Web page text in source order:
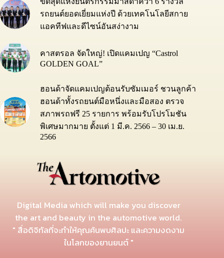
รถยนต์ยอดเยี่ยมแห่งปี ด้วยเทคโนโลยีสกาย
แอคทีฟและดีไซน์อันสง่างาม
คาสตรอล จัดใหญ่! เปิดแคมเปญ “Castrol
GOLDEN GOAL”
ฮอนด้าจัดแคมเปญต้อนรับซัมเมอร์ ชวนลูกค้า
ฮอนด้าทั้งรถยนต์มือหนึ่งและมือสอง ตรวจ
สภาพรถฟรี 25 รายการ พร้อมรับโปรโมชัน
พิเศษมากมาย ตั้งแต่ 1 มี.ค. 2566 – 30 เม.ย.
2566
Digital Media which will make you discover
the art and beauty in the automotive world.
" สื่อดิจิทัลที่จะทำให้คุณค้นพบศิลปะ และความงดงาม
ในโลกของยานยนต์ "